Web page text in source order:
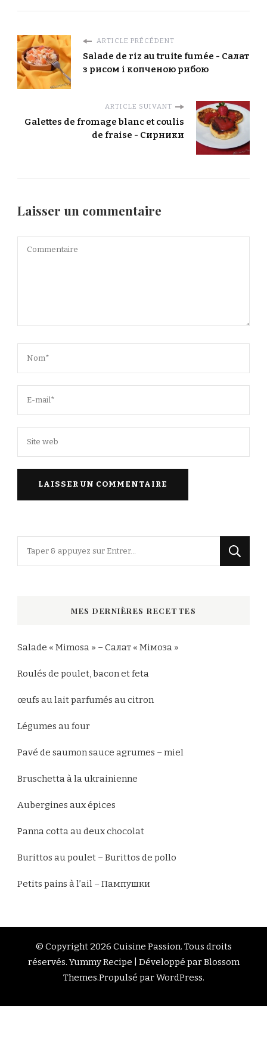
ARTICLE PRÉCÉDENT
Salade de riz au truite fumée - Салат
з рисом і копченою рибою
ARTICLE SUIVANT
Galettes de fromage blanc et coulis
de fraise - Сирники
Laisser un commentaire
MES DERNIÈRES RECETTES
Salade « Mimosa » – Салат « Мімоза »
Roulés de poulet, bacon et feta
œufs au lait parfumés au citron
Légumes au four
Pavé de saumon sauce agrumes – miel
Bruschetta à la ukrainienne
Aubergines aux épices
Panna cotta au deux chocolat
Burittos au poulet – Burittos de pollo
Petits pains à l’ail – Пампушки
© Copyright 2026 Cuisine Passion. Tous droits
réservés.Yummy Recipe | Développé parBlossom
Themes.Propulsé parWordPress.